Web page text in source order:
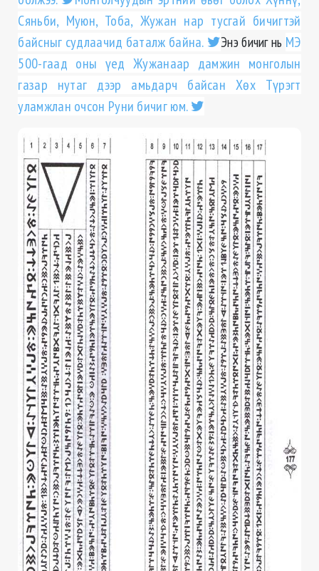
Сяньби, Муюн, Тоба, Жужан нар тусгай бичигтэй
байсныг судлаачид баталж байна.
Энэ бичиг нь МЭ
500-гаад оны үед Жужанаар дамжин монголын
газар нутаг дээр амьдарч байсан Хөх Түрэгт
уламжлан очсон Руни бичиг юм.